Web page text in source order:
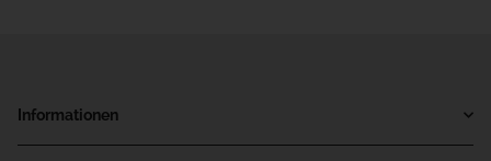
Informationen